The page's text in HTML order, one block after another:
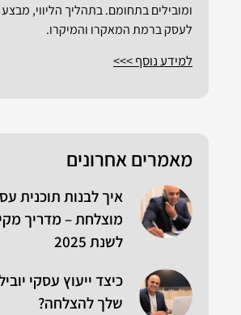
ומובילים בתחומם. בתהליך הליווי,
לעסק ברמת המאקרו והמיקרו.
למידע נוסף >>>
מאמרים אחרונים
איך לבנות תוכנית
מוצלחת – מדריך
לשנת 2025
כיצד ייעוץ עסקי
שלך להצלחה?